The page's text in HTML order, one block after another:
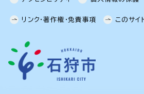
リンク・著作権・免責事項 このサイ